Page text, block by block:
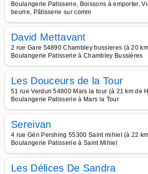
Boulangerie Patisserie, Boissons à emporter,
beurre, Pâtisserie sur comm
David Mettavant
2 rue Gare 54890 Chambley bussieres (à 20
Boulangerie Patisserie à Chambley Bussières
Les Douceurs de la Tour
51 rue Verdun 54800 Mars la tour (à 21 km de
Boulangerie Patisserie à Mars la Tour
Sereivan
4 rue Gén Pershing 55300 Saint mihiel (à 22
Boulangerie Patisserie à Saint Mihiel
Les Délices De Sandra